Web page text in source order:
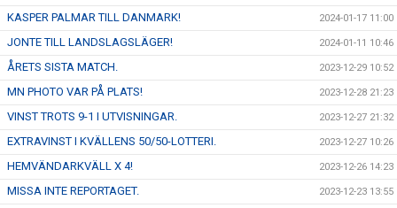
KASPER PALMAR TILL DANMARK! 2024-01-17 11:00
JONTE TILL LANDSLAGSLÄGER! 2024-01-11 10:46
ÅRETS SISTA MATCH. 2023-12-29 10:52
MN PHOTO VAR PÅ PLATS! 2023-12-28 21:23
VINST TROTS 9-1 I UTVISNINGAR. 2023-12-27 21:32
EXTRAVINST I KVÄLLENS 50/50-LOTTERI. 2023-12-27 10:26
HEMVÄNDARKVÄLL X 4! 2023-12-26 14:23
MISSA INTE REPORTAGET. 2023-12-23 13:55